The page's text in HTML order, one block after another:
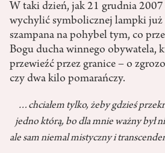
W taki dzień, jak 21 grudnia
wychylić symbolicznej lampki już
szampana na pohybel tym, co
Bogu ducha winnego obywatela,
przewieźć przez granice – o
czy dwa kilo pomarańczy.
…chciałem tylko, żeby gdzieś
jedno którą, bo dla mnie ważny był
ale sam niemal mistyczny i